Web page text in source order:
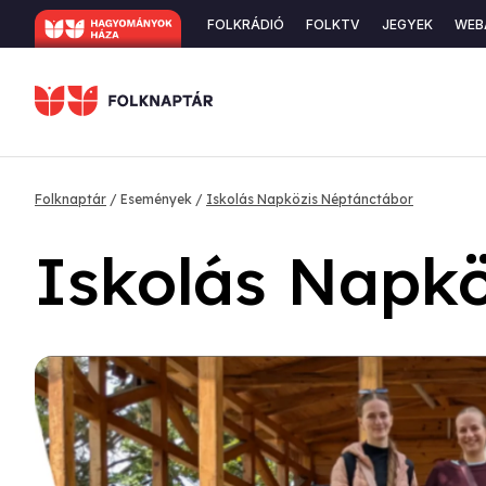
Ugrás
a
Secondary
FOLKRÁDIÓ FOLKTV JEGYEK
Morzsa
Folknaptár Események Iskolás Napközis Néptánctábor
Iskolás